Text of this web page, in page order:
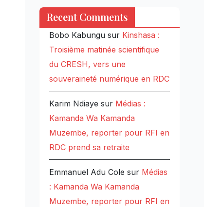
Recent Comments
Bobo Kabungusur Kinshasa :
Troisième matinée scientifique
du CRESH, vers une
souveraineté numérique en RDC
Karim Ndiaye sur Médias :
Kamanda Wa Kamanda
Muzembe, reporter pour RFI en
RDC prend sa retraite
Emmanuel Adu Cole sur Médias
: Kamanda Wa Kamanda
Muzembe, reporter pour RFI en